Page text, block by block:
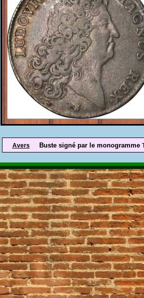
Avers Buste signé par le monogramme